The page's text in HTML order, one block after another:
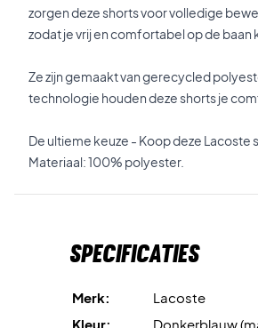
zorgen deze shorts voor volledige
zodat je vrij en comfortabel op de baan
Ze zijn gemaakt van gerecycled
technologie houden deze shorts je
De ultieme keuze - Koop deze Lacoste
Materiaal: 100% polyester.
Specificaties
Merk:
Lacoste
Kleur:
Donkerblauw